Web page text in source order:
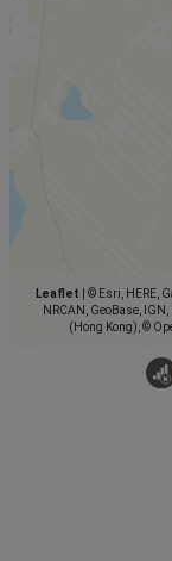
Leaflet
© Esri, HERE,
NRCAN, GeoBase,
(Hong Kong), ©